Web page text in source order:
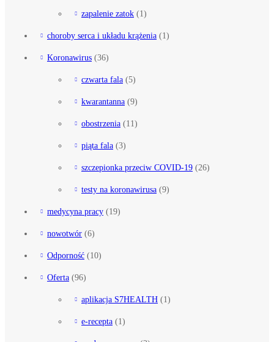
zapalenie zatok (1)
choroby serca i układu krążenia (1)
Koronawirus (36)
czwarta fala (5)
kwarantanna (9)
obostrzenia (11)
piąta fala (3)
szczepionka przeciw COVID-19 (26)
testy na koronawirusa (9)
medycyna pracy (19)
nowotwór (6)
Odporność (10)
Oferta (96)
aplikacja S7HEALTH (1)
e-recepta (1)